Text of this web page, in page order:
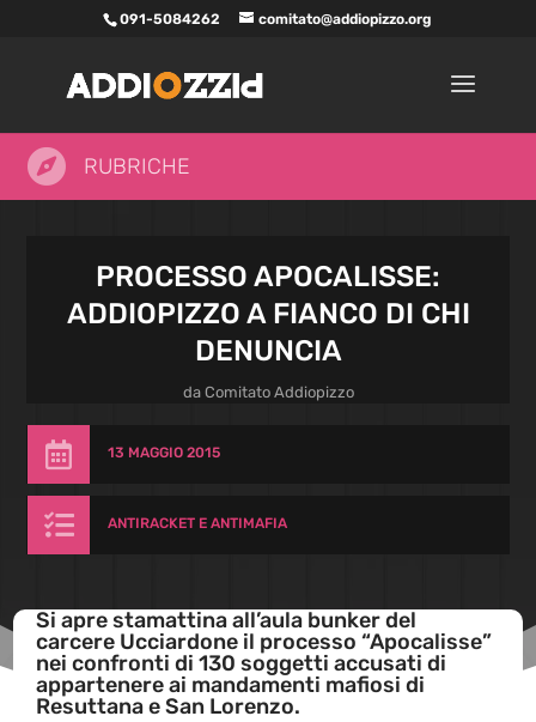
091-5084262 comitato@addiopizzo.org
 RUBRICHE
PROCESSO APOCALISSE:
ADDIOPIZZO A FIANCO DI CHI
DENUNCIA
da Comitato Addiopizzo
 13 MAGGIO 2015
 ANTIRACKET E ANTIMAFIA
Si apre stamattina all’aula bunker del
carcere Ucciardone il processo “Apocalisse”
nei confronti di 130 soggetti accusati di
appartenere ai mandamenti mafiosi di
Resuttana e San Lorenzo.